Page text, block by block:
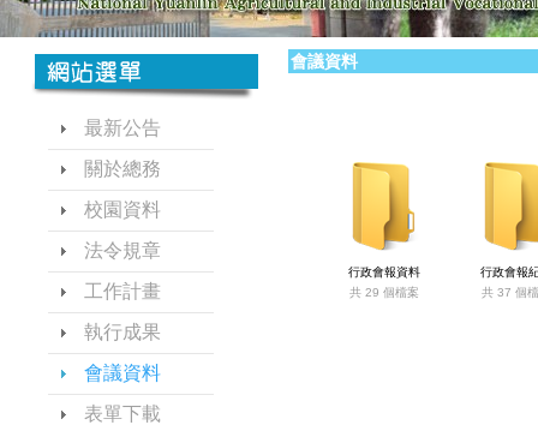
最新公告
關於總務
校園資料
法令規章
工作計畫
執行成果
會議資料
表單下載
會議資料
行政會報資料
共 29 個檔案
行政會報
共 37 個